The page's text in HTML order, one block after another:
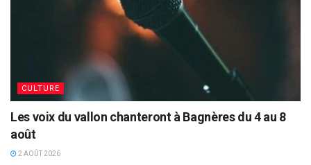
CULTURE
Les voix du vallon chanteront à Bagnères du 4 au 8
août
2 AOÛT 2026